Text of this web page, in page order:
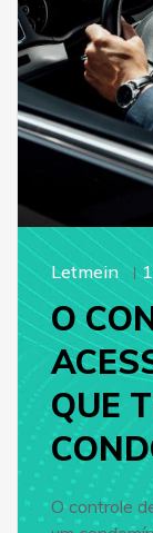
Letmein
O
QUE
O controle